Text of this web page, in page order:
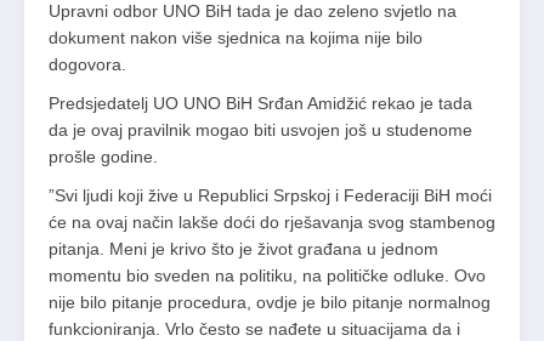
Upravni odbor UNO BiH tada je dao zeleno svjetlo na
dokument nakon više sjednica na kojima nije bilo
dogovora.
Predsjedatelj UO UNO BiH Srđan Amidžić rekao je tada
da je ovaj pravilnik mogao biti usvojen još u studenome
prošle godine.
”Svi ljudi koji žive u Republici Srpskoj i Federaciji BiH moći
će na ovaj način lakše doći do rješavanja svog stambenog
pitanja. Meni je krivo što je život građana u jednom
momentu bio sveden na politiku, na političke odluke. Ovo
nije bilo pitanje procedura, ovdje je bilo pitanje normalnog
funkcioniranja. Vrlo često se nađete u situacijama da i